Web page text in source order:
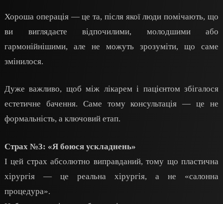
Хороша операція — це та, після якої люди помічають, що
ви виглядаєте відпочилими, молодшими або
гармонійнішими, але не можуть зрозуміти, що саме
змінилося.
Дуже важливо, щоб між лікарем і пацієнтом збігалося
естетичне бачення. Саме тому консультація — це не
формальність, а ключовий етап.
Страх №3: «Я боюся ускладнень»
І цей страх абсолютно виправданий, тому що пластична
хірургія — це реальна хірургія, а не «салонна
процедура».